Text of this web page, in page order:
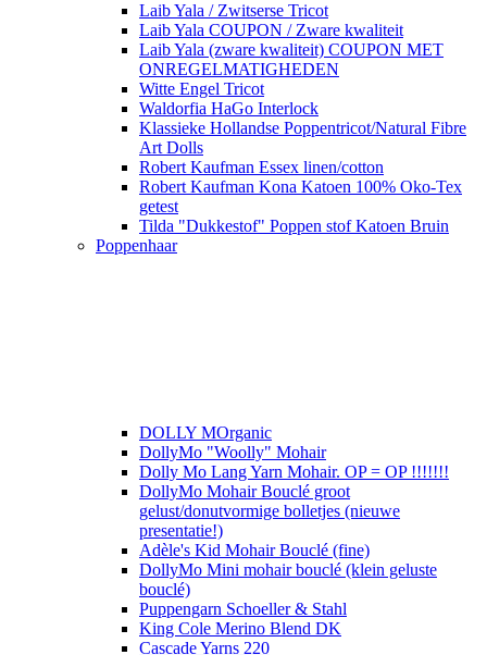
Laib Yala / Zwitserse Tricot
Laib Yala COUPON / Zware kwaliteit
Laib Yala (zware kwaliteit) COUPON MET
ONREGELMATIGHEDEN
Witte Engel Tricot
Waldorfia HaGo Interlock
Klassieke Hollandse Poppentricot/Natural Fibre
Art Dolls
Robert Kaufman Essex linen/cotton
Robert Kaufman Kona Katoen 100% Oko-Tex
getest
Tilda "Dukkestof" Poppen stof Katoen Bruin
Poppenhaar
DOLLY MOrganic
DollyMo "Woolly" Mohair
Dolly Mo Lang Yarn Mohair. OP = OP !!!!!!!
DollyMo Mohair Bouclé groot
gelust/donutvormige bolletjes (nieuwe
presentatie!)
Adèle's Kid Mohair Bouclé (fine)
DollyMo Mini mohair bouclé (klein geluste
bouclé)
Puppengarn Schoeller & Stahl
King Cole Merino Blend DK
Cascade Yarns 220